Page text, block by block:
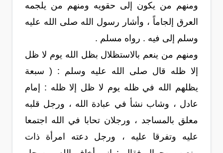
ومنهم من يكون إلى حقويه ومنهم من يلجمه
العرق إلجاماً ، وأشار رسول الله صلى الله عليه
وسلم إلى فيه . رواه مسلم .
ومنهم من ينعم بالاستظلال بظل الله يوم لا ظل
إلا ظله قال صلى الله عليه وسلم : ( سبعة
يظلهم الله في ظله يوم لا ظل إلا ظله : إمام
عادل ، وشاب نشأ في عبادة الله ، ورجل قلبه
معلق بالمساجد ، ورجلان تحابا في الله اجتمعا
عليه وتفرقا عليه ، ورجل دعته امرأة ذات